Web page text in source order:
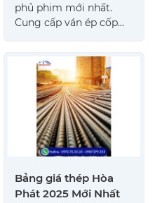
phủ phim mới nhất.
Cung cấp ván ép cốp
cao, uy tín và giao hàng
tận nơi.
Bảng giá thép Hòa
Phát 2025 Mới Nhất